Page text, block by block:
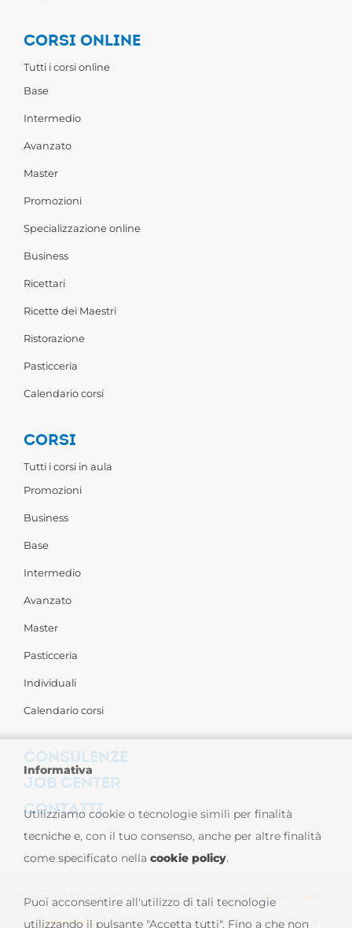
CORSI ONLINE
Tutti i corsi online
Base
Intermedio
Avanzato
Master
Promozioni
Specializzazione online
Business
Ricettari
Ricette dei Maestri
Ristorazione
Pasticceria
Calendario corsi
CORSI
Tutti i corsi in aula
Promozioni
Business
Base
Intermedio
Avanzato
Master
Pasticceria
Individuali
Calendario corsi
CONSULENZE
JOB CENTER
CONTATTI
Contattaci
Sedi nel Mondo
Copyright © 2026 - Carpigiani Gelato University - Privacy Policy
Cookie Policy| CARPIGIANI GROUP - Ali Group S.r.l. P.IVA
Informativa
Utilizziamo cookie o tecnologie simili per finalità
tecniche e, con il tuo consenso, anche per altre finalità
come specificato nella cookie policy.
Puoi acconsentire all'utilizzo di tali tecnologie
utilizzando il pulsante "Accetta tutti". Fino a che non